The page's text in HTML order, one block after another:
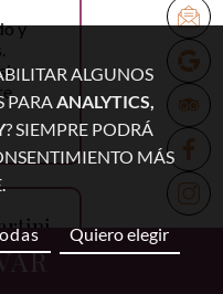
y
2026
ALGUNOS
PARAANALYTICS,
? SIEMPRE PODRÁ
MÁS
Quiero elegir